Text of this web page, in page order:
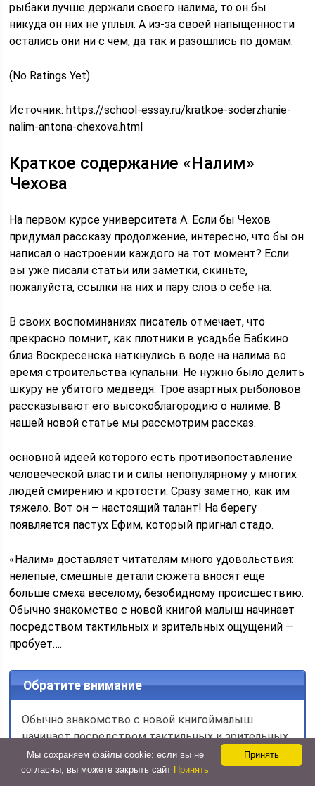
рыбаки лучше держали своего налима, то он бы
никуда он них не уплыл. А из-за своей напыщенности
остались они ни с чем, да так и разошлись по домам.
(No Ratings Yet)
Источник:https://school-essay.ru/kratkoe-soderzhanie-
nalim-antona-chexova.html
Краткое содержание «Налим»
Чехова
На первом курсе университета А. Если бы Чехов
придумал рассказу продолжение, интересно, что бы он
написал о настроении каждого на тот момент? Если
вы уже писали статьи или заметки, скиньте,
пожалуйста, ссылки на них и пару слов о себе на.
В своих воспоминаниях писатель отмечает, что
прекрасно помнит, как плотники в усадьбе Бабкино
близ Воскресенска наткнулись в воде на налима во
время строительства купальни. Не нужно было делить
шкуру не убитого медведя. Трое азартных рыболовов
рассказывают его высокоблагородию о налиме. В
нашей новой статье мы рассмотрим рассказ.
основной идеей которого есть противопоставление
человеческой власти и силы непопулярному у многих
людей смирению и кротости. Сразу заметно, как им
тяжело. Вот он – настоящий талант! На берегу
появляется пастух Ефим, который пригнал стадо.
«Налим» доставляет читателям много удовольствия:
нелепые, смешные детали сюжета вносят еще
больше смеха веселому, безобидному происшествию.
Обычно знакомство с новой книгой малыш начинает
посредством тактильных и зрительных ощущений —
пробует….
Обратите внимание
Обычно знакомство с новой книгоймалыш
начинает посредством тактильных и зрительных
ощущений — пробует…. У нас можно читать
краткое содержание произведений русской и
Принять
Мы сохраняем файлы cookie: если вы не
согласны, вы можете закрыть сайт Принять